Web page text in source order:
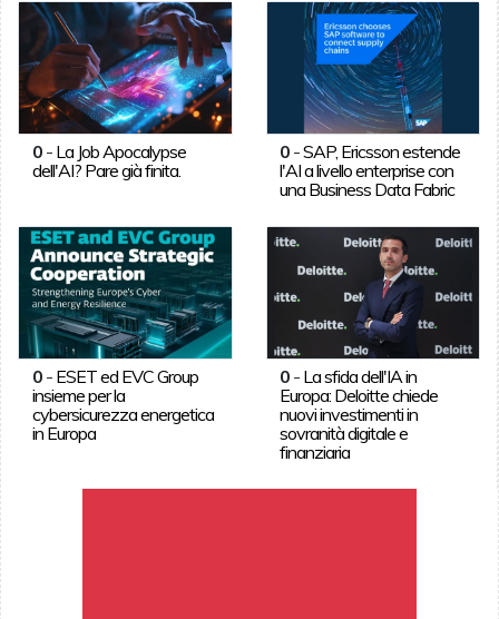
0- La Job Apocalypse
dell'AI? Pare già finita.
0 -SAP, Ericsson estende
l'AI a livello enterprise con
una Business Data Fabric
0- ESET ed EVC Group
insieme per la
cybersicurezza energetica
in Europa
0 - La sfida dell'IA in
Europa: Deloitte chiede
nuovi investimenti in
sovranità digitale e
finanziaria